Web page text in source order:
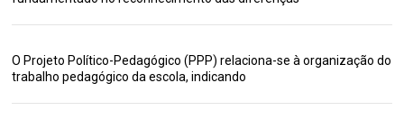
O Projeto Político-Pedagógico (PPP) relaciona-se à organização do
trabalho pedagógico da escola, indicando